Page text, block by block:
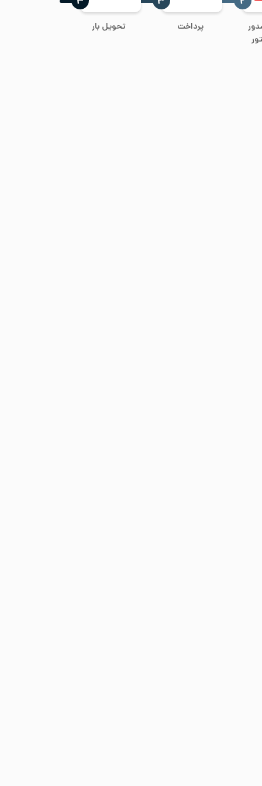
پرداخت تحویل بار